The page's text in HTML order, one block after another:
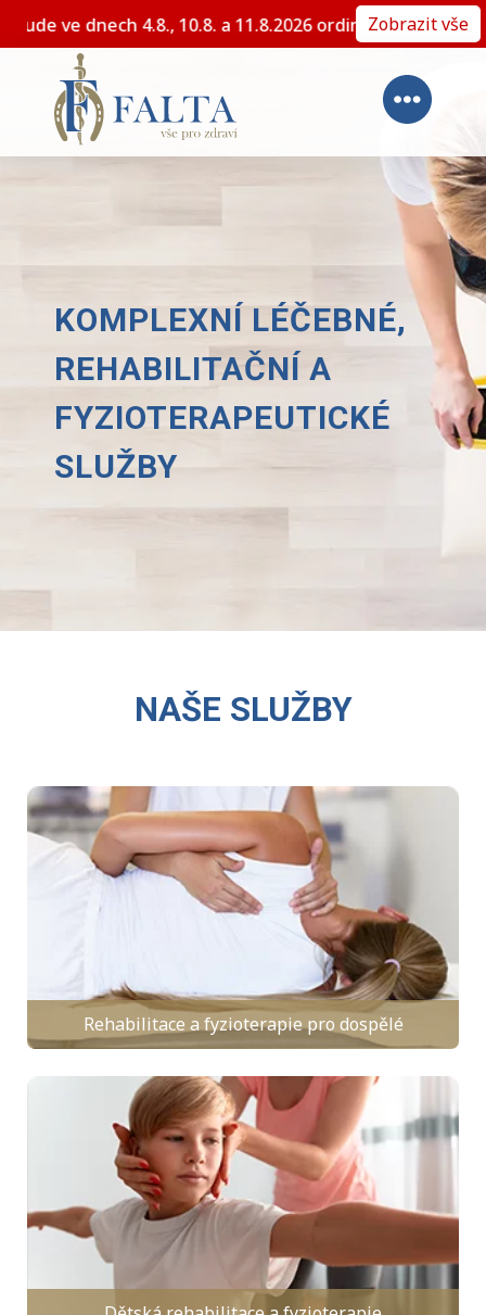
dovolené nebude ve dnech 4.8., 10.8. aZobrazit vše
KOMPLEXNÍ LÉČEBNÉ,
REHABILITAČNÍ A
FYZIOTERAPEUTICKÉ
SLUŽBY
NAŠE SLUŽBY
Rehabilitace a fyzioterapie pro dospělé